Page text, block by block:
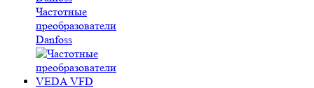
Частотные
преобразователи
Danfoss